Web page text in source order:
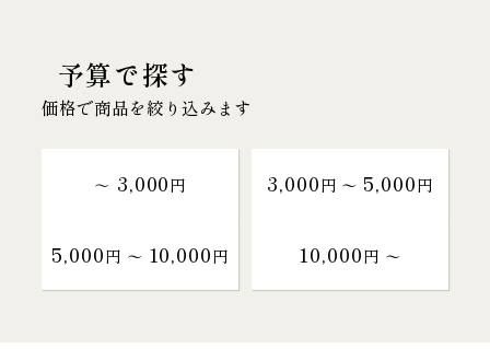
予算で探す
価格で商品を絞り込みます
～ 3,000円 3,000円 〜 5,000円
5,000円 〜 10,000円 10,000円 〜